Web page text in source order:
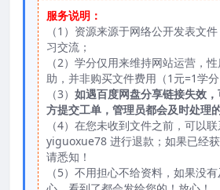
服务说明：
（1）资源来源于网络公开发表文
习交流；
（2）学分仅用来维持网站运营，
助，并非购买文件费用（1元=1学分
（3） 如遇百度网盘分享链接失效
方提交工单，管理员都会及时处理
（4）在您未收到文件之前，可以联
yiguoxue78 进行退款；如果已经
请悉知！
（5）不用担心不给资料，如果没